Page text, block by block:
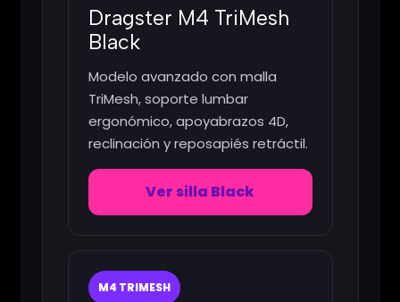
Dragster M4 TriMesh
Black
Modelo avanzado con malla
TriMesh, soporte lumbar
ergonómico, apoyabrazos 4D,
reclinación y reposapiés retráctil.
Ver silla Black
M4 TRIMESH